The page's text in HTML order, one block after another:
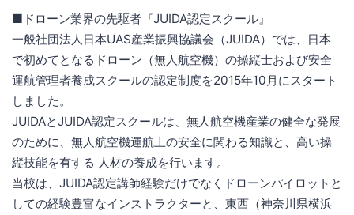
■ドローン業界の先駆者『JUIDA認定スクール』
一般社団法人日本UAS産業振興協議会（JUIDA）では、日本
で初めてとなるドローン（無人航空機）の操縦士および安全
運航管理者養成スクールの認定制度を2015年10月にスタート
しました。
JUIDAとJUIDA認定スクールは、無人航空機産業の健全な発展
のために、無人航空機運航上の安全に関わる知識と、高い操
縦技能を有する 人材の養成を行います。
当校は、JUIDA認定講師経験だけでなくドローンパイロットと
しての経験豊富なインストラクターと、東西（神奈川県横浜